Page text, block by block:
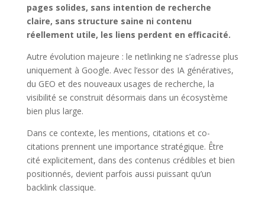
pages solides, sans intention de recherche
claire, sans structure saine ni contenu
réellement utile, les liens perdent en efficacité.
Autre évolution majeure : le netlinking ne s’adresse plus
uniquement à Google. Avec l’essor des IA génératives,
du GEO et des nouveaux usages de recherche, la
visibilité se construit désormais dans un écosystème
bien plus large.
Dans ce contexte, les mentions, citations et co-
citations prennent une importance stratégique. Être
cité explicitement, dans des contenus crédibles et bien
positionnés, devient parfois aussi puissant qu’un
backlink classique.